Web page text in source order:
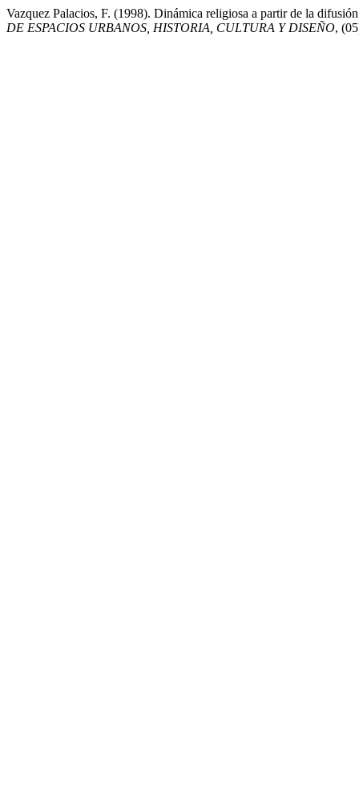
Vazquez Palacios, F. (1998). Dinámica religiosa a partir de la
DE ESPACIOS URBANOS, HISTORIA, CULTURA Y DISEÑO,